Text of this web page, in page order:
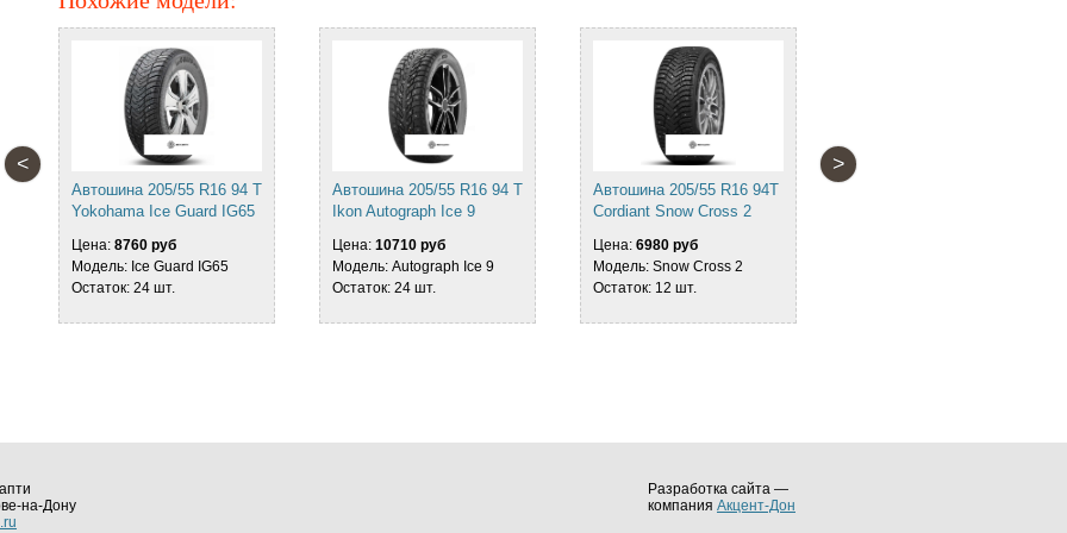
Автошина 205/55 R16 94 T
Yokohama Ice Guard IG65
Цена: 8760 руб
Модель: Ice Guard IG65
Остаток: 24 шт.
Автошина 205/55 R16 94 T
Ikon Autograph Ice 9
Цена: 10710 руб
Модель: Autograph Ice 9
Остаток: 24 шт.
Автошина 205/55 R16 94T
Cordiant Snow Cross 2
Цена: 6980 руб
Модель: Snow Cross 2
Остаток: 12 шт.
< >
на-Дону
Разработка сайта —
компания Акцент-Дон